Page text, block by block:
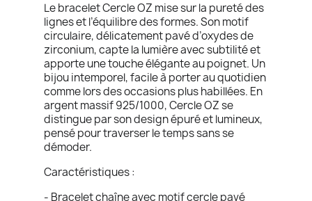
Le bracelet Cercle OZ mise sur la pureté des
lignes et l’équilibre des formes. Son motif
circulaire, délicatement pavé d’oxydes de
zirconium, capte la lumière avec subtilité et
apporte une touche élégante au poignet. Un
bijou intemporel, facile à porter au quotidien
comme lors des occasions plus habillées. En
argent massif 925/1000, Cercle OZ se
distingue par son design épuré et lumineux,
pensé pour traverser le temps sans se
démoder.
Caractéristiques :
- Bracelet chaîne avec motif cercle pavé